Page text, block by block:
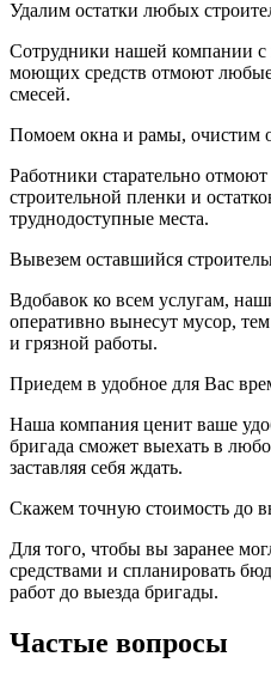
Удалим остатки любых
Сотрудники нашей компании
моющих средств отмоют
смесей.
Помоем окна и рамы, очистим
Работники старательно
строительной пленки и
труднодоступные места.
Вывезем оставшийся
Вдобавок ко всем услугам,
оперативно вынесут мусор,
и грязной работы.
Приедем в удобное для Вас
Наша компания ценит ваше
бригада сможет выехать в
заставляя себя ждать.
Скажем точную стоимость до
Для того, чтобы вы заранее
средствами и спланировать
работ до выезда бригады.
Частые вопросы